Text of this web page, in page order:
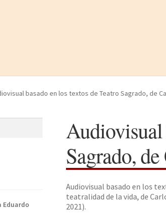
basado en los textos de Teatro Sagrado, de
Audiovisual
Sagrado,
Audiovisual basado en los
teatralidad de la vida, de
2021).
Eduardo